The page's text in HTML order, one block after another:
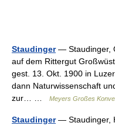
Staudinger— Staudinger,
auf dem Rittergut
gest. 13. Okt. 1900 in
dann Naturwissenschaft
zur… …
Meyers Großes
Staudinger— Staudinger,